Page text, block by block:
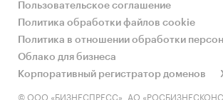
Язык отчета – русский.
Категории: Потребительские
Молочные продукты
Промышленность / ... / Молочные
Пользовательское соглашение
Политика обработки файлов cookie
Политика в отношении обработки
Облако для бизнеса
Корпоративный регистратор доменов
© ООО «БИЗНЕСПРЕСС», АО